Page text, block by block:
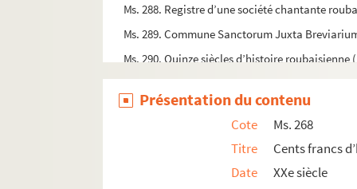
Ms. 288. Registre d’une société chantante
Ms. 289. Commune Sanctorum Juxta
Ms. 290. Quinze siècles d’histoire roubaisienne
Ms. 291. Recherches et controverses de
Ms. 292. Correspondance échangée entre
Ms. 293. Lettre de Simons à Thérèse Van der
Ms. 294. Cours pratique de déc[omposit]ion
Ms. 295. Carnet d’échantillons
Présentation du contenu
Cote
Ms. 268
Titre
Cents francs
Date
XXe siècle